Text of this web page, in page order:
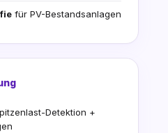
für PV-Bestandsanlagen
Detektion +